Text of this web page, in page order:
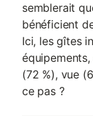
semblerait
bénéficient
Ici, les gîtes
(72 %), vue
ce pas ?